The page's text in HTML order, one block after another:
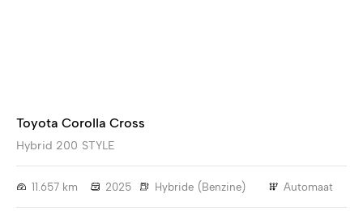
Toyota Corolla Cross
Hybrid 200 STYLE
11.657 km 2025 Hybride (Benzine) Automaat